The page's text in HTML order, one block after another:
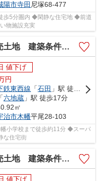
陽市寺田 尼塚68-477
歩5分圏内 ◆閑静な住宅地 ◆前道
物施設充実
地 建築条件無し
値下げ
円
鉄東西線 「石田 」駅 徒歩13分
「六地蔵 」駅 徒歩17分
㎡
治市木幡平尾28-103
小学校まで徒歩約11分 ◆スーパ
な住宅街
地 建築条件付き
値下げ